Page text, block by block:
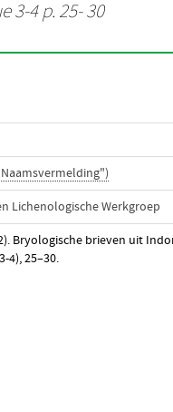
3-4 p. 25- 30
Lichenologische Werkgroep
Bryologische brieven uit
4), 25–30.